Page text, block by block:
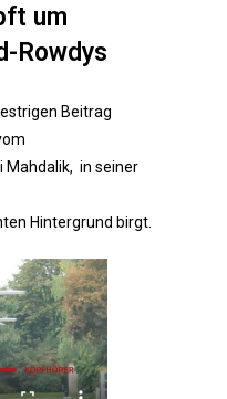
um
Rowdys
Beitrag
Mahdalik, in seiner
Hintergrund birgt.